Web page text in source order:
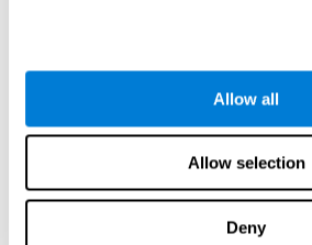
Allow all
Allow selection
Deny
хангалттай. CogniFit нь энэ
бидний танин мэдэхүйн төлөв
хөгжиж байгааг мэдэхийн тулд
танин мэдэхүйн олон үндсэн
Анхаарлыг төвлөрүүлэхба
өдөөлтөд анхаарлаа төвлөрүүлэх